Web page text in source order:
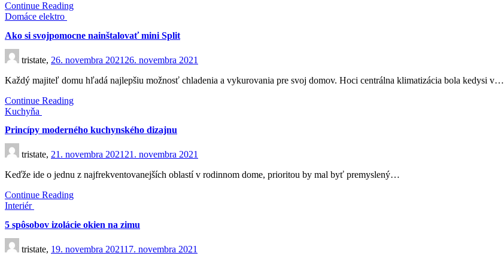
Continue Reading
Domáce elektro
Ako si svojpomocne nainštalovať mini Split
tristate, 26. novembra 2021 26. novembra 2021
Každý majiteľ domu hľadá najlepšiu možnosť chladenia a vykurovania pre svoj domov. Hoci centrálna klimatizácia bola kedysi v…
Continue Reading
Kuchyňa
Princípy moderného kuchynského dizajnu
tristate, 21. novembra 202121. novembra 2021
Keďže ide o jednu z najfrekventovanejších oblastí v rodinnom dome, prioritou by mal byť premyslený…
Continue Reading
Interiér
5 spôsobov izolácie okien na zimu
tristate, 19. novembra 202117. novembra 2021